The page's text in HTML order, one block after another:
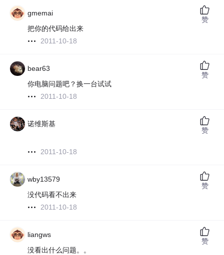
gmemai
把你的代码给出来
2011-10-18
赞
bear63
你电脑问题吧？换一台试试
2011-10-18
赞
诺维斯基
2011-10-18
赞
wby13579
没代码看不出来
2011-10-18
赞
liangws
没看出什么问题。。
赞